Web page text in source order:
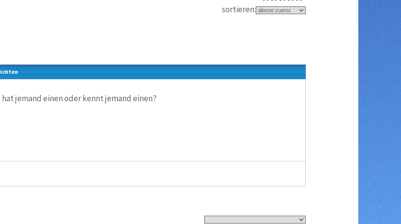
sortieren:
jemand einen oder kennt jemand einen?